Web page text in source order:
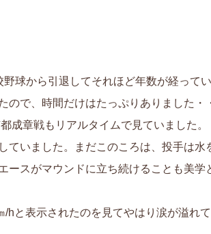
球から引退してそれほど年数が経って
で、時間だけはたっぷりありました・
成章戦もリアルタイムで見ていました。
いました。まだこのころは、投手は水
スがマウンドに立ち続けることも美学
と表示されたのを見てやはり涙が溢れて